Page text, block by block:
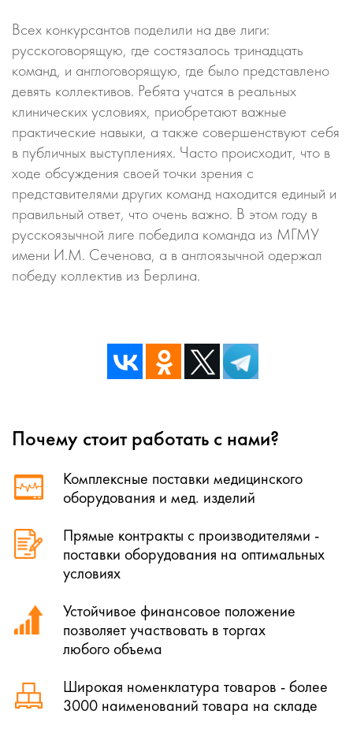
Всех конкурсантов поделили на две лиги:
русскоговорящую, где состязалось тринадцать
команд, и англоговорящую, где было представлено
девять коллективов. Ребята учатся в реальных
клинических условиях, приобретают важные
практические навыки, а также совершенствуют себя
в публичных выступлениях. Часто происходит, что в
ходе обсуждения своей точки зрения с
представителями других команд находится единый и
правильный ответ, что очень важно. В этом году в
русскоязычной лиге победила команда из МГМУ
имени И.М. Сеченова, а в англоязычной одержал
победу коллектив из Берлина.
Почему стоит работать с нами?
Комплексные поставки медицинского
оборудования и мед. изделий
Прямые контракты с производителями -
поставки оборудования на оптимальных
условиях
Устойчивое финансовое положение
позволяет участвовать в торгах
любого объема
Широкая номенклатура товаров - более
3000 наименований товара на складе